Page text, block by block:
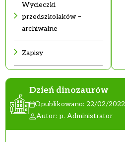
Dzień dinozaurów
Opublikowano: 22/02/2022
Autor: p. Administrator
Wycieczki
przedszkolaków –
archiwalne
Zapisy